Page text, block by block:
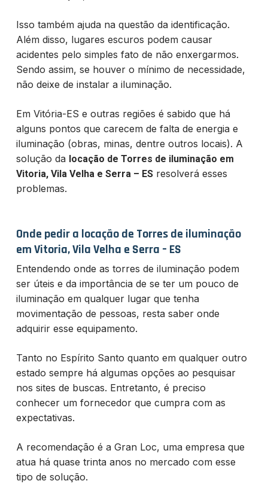
Isso também ajuda na questão da identificação.
Além disso, lugares escuros podem causar
acidentes pelo simples fato de não enxergarmos.
Sendo assim, se houver o mínimo de necessidade,
não deixe de instalar a iluminação.
Em Vitória-ES e outras regiões é sabido que há
alguns pontos que carecem de falta de energia e
iluminação (obras, minas, dentre outros locais). A
solução da locação de Torres de iluminação em
Vitoria, Vila Velha e Serra – ESresolverá esses
problemas.
Onde pedir a locação de Torres de iluminação
em Vitoria, Vila Velha e Serra – ES
Entendendo onde as torres de iluminação podem
ser úteis e da importância de se ter um pouco de
iluminação em qualquer lugar que tenha
movimentação de pessoas, resta saber onde
adquirir esse equipamento.
Tanto no Espírito Santo quanto em qualquer outro
estado sempre há algumas opções ao pesquisar
nos sites de buscas. Entretanto, é preciso
conhecer um fornecedor que cumpra com as
expectativas.
A recomendação é a Gran Loc, uma empresa que
atua há quase trinta anos no mercado com esse
tipo de solução.